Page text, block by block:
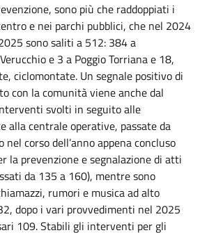
sono più che raddoppiati i
e nei parchi pubblici, che nel 2024
sono saliti a 512: 384 a
e 3 a Poggio Torriana e 18,
ciclomontate. Un segnale positivo di
con la comunità viene anche dal
svolti in seguito alle
alla centrale operative, passate da
corso dell’anno appena concluso
la prevenzione e segnalazione di atti
da 135 a 160), mentre sono
rumori e musica ad alto
dopo i vari provvedimenti nel 2025
109. Stabili gli interventi per gli